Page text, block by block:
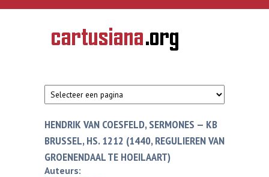
Overslaan en naar de inhoud gaan
CARTUSIANA
Geschiedenis
van de
HENDRIK VAN COESFELD, SERMONES — KB
BRUSSEL, HS. 1212 (1440, REGULIEREN VAN
GROENENDAAL TE HOEILAART)
Auteurs: